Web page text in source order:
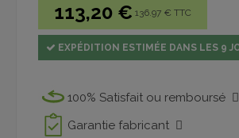
113,20 € 136.97 € TTC
EXPÉDITION ESTIMÉE DANS LES 9
100% Satisfait ou remboursé
Garantie fabricant